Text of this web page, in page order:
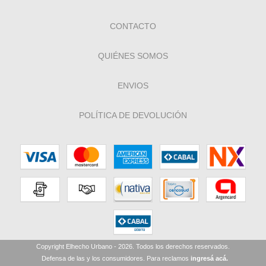
CONTACTO
QUIÉNES SOMOS
ENVIOS
POLÍTICA DE DEVOLUCIÓN
Copyright Elhecho Urbano - 2026. Todos los derechos reservados.
Defensa de las y los consumidores. Para reclamos ingresá acá.